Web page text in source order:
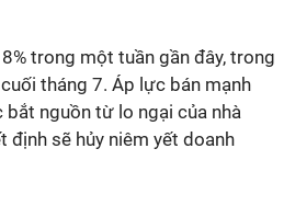
trong một tuần gần đây, trong
tháng 7. Áp lực bán mạnh
nguồn từ lo ngại của nhà
định sẽ hủy niêm yết doanh